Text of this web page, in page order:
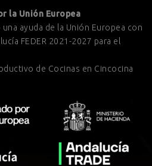
la Unión Europea
una ayuda de la Unión Europea con
FEDER 2021-2027 para el
de Cocinas en Cincocina